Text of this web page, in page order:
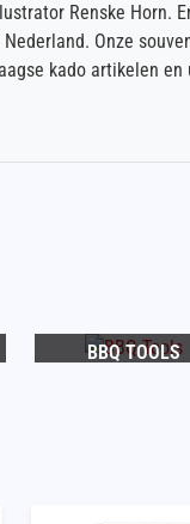
Renske Horn.
Onze
kado artikelen en
BBQ TOOLS